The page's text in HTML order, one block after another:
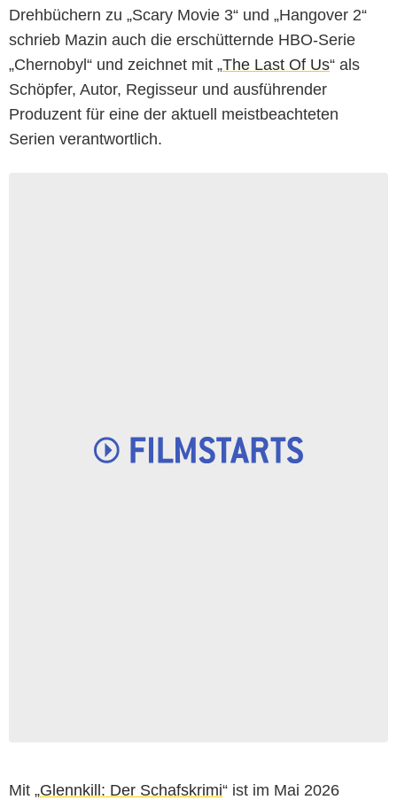
Drehbüchern zu „Scary Movie 3“ und „Hangover 2“
schrieb Mazin auch die erschütternde HBO-Serie
„Chernobyl“ und zeichnet mit „The Last Of Us“ als
Schöpfer, Autor, Regisseur und ausführender
Produzent für eine der aktuell meistbeachteten
Serien verantwortlich.
Mit „Glennkill: Der Schafskrimi“ ist im Mai 2026